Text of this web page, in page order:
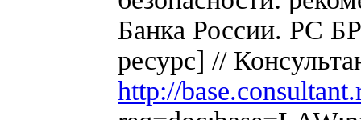
Банка России. РС
ресурс] //
http://